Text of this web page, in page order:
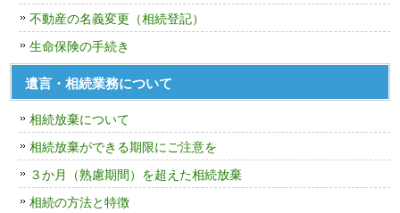
不動産の名義変更（相続登記）
生命保険の手続き
遺言・相続業務について
相続放棄について
相続放棄ができる期限にご注意を
３か月（熟慮期間）を超えた相続放棄
相続の方法と特徴